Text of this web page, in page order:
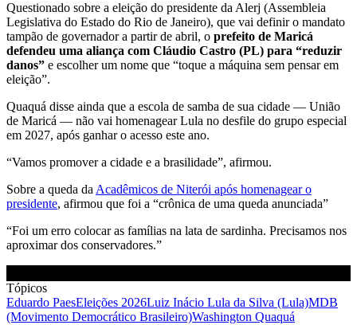
Questionado sobre a eleição do presidente da Alerj (Assembleia
Legislativa do Estado do Rio de Janeiro), que vai definir o mandato
tampão de governador a partir de abril, o prefeito de Maricá
defendeu uma aliança com Cláudio Castro (PL) para “reduzir
danos” e escolher um nome que “toque a máquina sem pensar em
eleição”.
Quaquá disse ainda que a escola de samba de sua cidade — União
de Maricá — não vai homenagear Lula no desfile do grupo especial
em 2027, após ganhar o acesso este ano.
“Vamos promover a cidade e a brasilidade”, afirmou.
Sobre a queda da Acadêmicos de Niterói após homenagear o
presidente, afirmou que foi a “crônica de uma queda anunciada”
“Foi um erro colocar as famílias na lata de sardinha. Precisamos nos
aproximar dos conservadores.”
Tópicos
Eduardo PaesEleições 2026Luiz Inácio Lula da Silva (Lula)MDB
(Movimento Democrático Brasileiro)Washington Quaquá